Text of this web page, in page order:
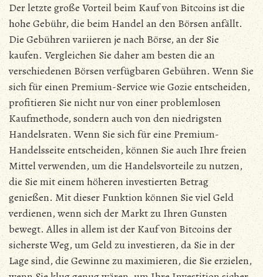
Der letzte große Vorteil beim Kauf von Bitcoins ist die
hohe Gebühr, die beim Handel an den Börsen anfällt.
Die Gebühren variieren je nach Börse, an der Sie
kaufen. Vergleichen Sie daher am besten die an
verschiedenen Börsen verfügbaren Gebühren. Wenn Sie
sich für einen Premium-Service wie Gozie entscheiden,
profitieren Sie nicht nur von einer problemlosen
Kaufmethode, sondern auch von den niedrigsten
Handelsraten. Wenn Sie sich für eine Premium-
Handelsseite entscheiden, können Sie auch Ihre freien
Mittel verwenden, um die Handelsvorteile zu nutzen,
die Sie mit einem höheren investierten Betrag
genießen. Mit dieser Funktion können Sie viel Geld
verdienen, wenn sich der Markt zu Ihren Gunsten
bewegt. Alles in allem ist der Kauf von Bitcoins der
sicherste Weg, um Geld zu investieren, da Sie in der
Lage sind, die Gewinne zu maximieren, die Sie erzielen,